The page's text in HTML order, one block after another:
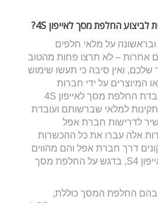
לביצועהחלפת מסך לאייפון 4S
?
על מלאי חלפים
אחרות – לא תרצו פחות מהטוב
שלכם, ואין סיבה כי תעשו שימוש
המיוצרים על ידי חברות
איזוטריות. זאת ועוד – מעבדת החלפת מסך לאייפון 4S
למלאי שברשותם ועובדת
לדרישות חברת אפל
אלה עברו את כל ההכשרות
דרך חברת אפל והם מהווים
מומחים בתיקון מכשירי אייפון S4, בדגש על החלפת מסך
בהם החלפת המסך כוללת,